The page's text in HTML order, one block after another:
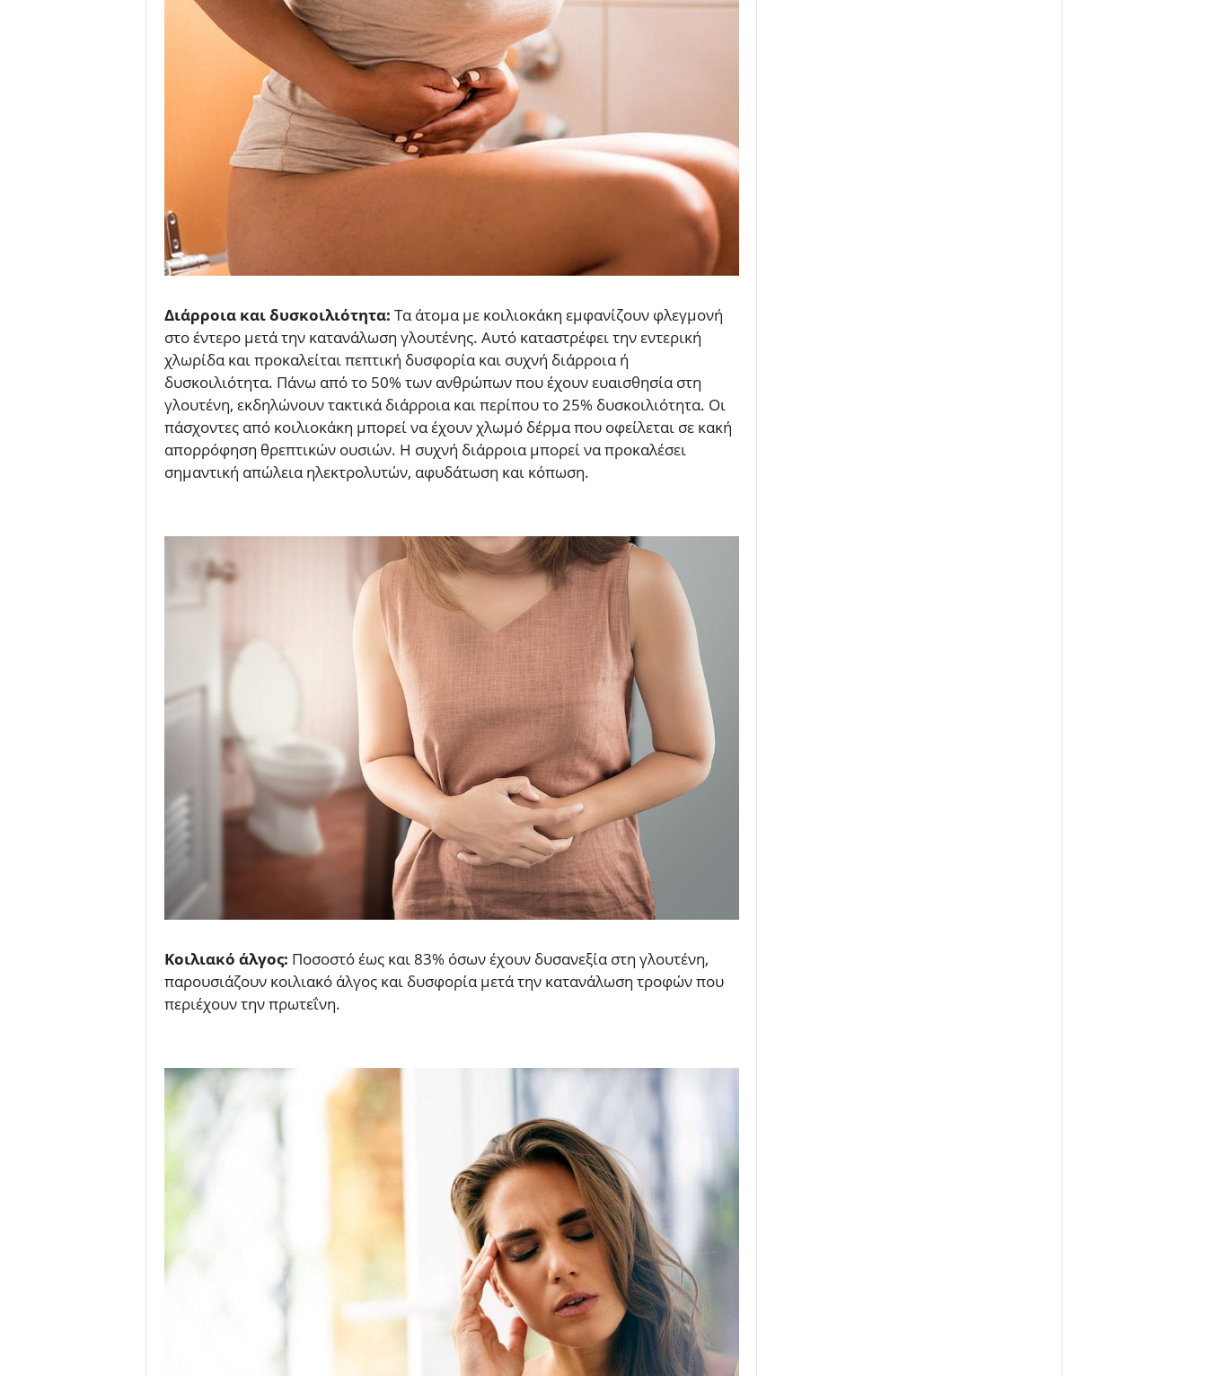
Διάρροια και δυσκοιλιότητα: Τα άτομα με κοιλιοκάκη εμφανίζουν φλεγμονή
στο έντερο μετά την κατανάλωση γλουτένης. Αυτό καταστρέφει την εντερική
χλωρίδα και προκαλείται πεπτική δυσφορία και συχνή διάρροια ή
δυσκοιλιότητα. Πάνω από το 50% των ανθρώπων που έχουν ευαισθησία στη
γλουτένη, εκδηλώνουν τακτικά διάρροια και περίπου το 25% δυσκοιλιότητα. Οι
πάσχοντες από κοιλιοκάκη μπορεί να έχουν χλωμό δέρμα που οφείλεται σε κακή
απορρόφηση θρεπτικών ουσιών. Η συχνή διάρροια μπορεί να προκαλέσει
σημαντική απώλεια ηλεκτρολυτών, αφυδάτωση και κόπωση.
Κοιλιακό άλγος: Ποσοστό έως και 83% όσων έχουν δυσανεξία στη γλουτένη,
παρουσιάζουν κοιλιακό άλγος και δυσφορία μετά την κατανάλωση τροφών που
περιέχουν την πρωτεΐνη.